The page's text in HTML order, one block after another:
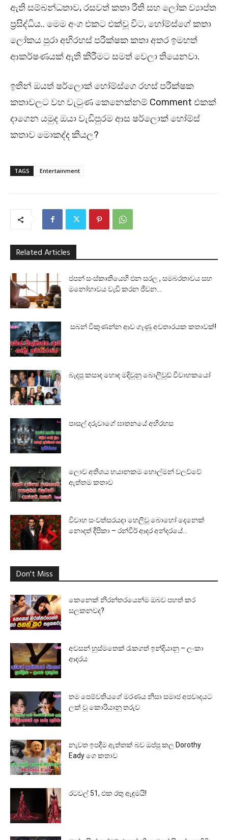
ඇති සම්බන්ධතාව, රසවත් කතා රීති සහ ලෝක ව්‍යාප්ත
ප්‍රසිද්ධිය.. මෙම අංග එකට එක්වූ විට, හෝම්ස්ගේ කතා
ලෝකය පුරා අභිරහස් පරීක්ෂක කතා අතර ඉමහත්
ආකර්ෂණයක් ඇති කිරීමට සමත් වෙලා තියෙනවා.
ඉතින් ඔයත් ෂර්ලොක් හෝම්ස්ගෙ රහස් පරීක්ෂක
කතාවලට වහ වැටුණ කෙනෙක්නම් Comment එකක්
දාගෙන යමුද ඔයා වැඩිපුරම ආස ෂර්ලොක් හෝම්ස්
කතාව මොකද්ද කියල?
TAGS Entertainment
Related Articles
ජපන් සංස්කෘතියෙහි එන සරල , සමබරතාවය සහ
මනෝභාවය වැඩි කරන ජීවන...
සබන් විකුණන්න ආව ගෑණූ අවතාරයක කතාවක්!
බැදපු කසාඳ හොඳ මදිවුනු බොලිවුඩ් විවාහකයෝ
පාසල් දරුවාගේ ඝාතනයේ අභිරහස
ලොව අතිශය භයානකම හොල්මන් වලව්වේ
ඇත්තම කතාව
විවාහ සංවත්සරයදා හෙලිවූ බොහෝ දෙනෙක්
නොදත් දීපිකා – රන්වීර් ආදර අන්දරයේ...
Don't Miss
කෙනෙක් නිරන්තරයෙන්ම ඔබව පහත් කර
සලකනවද?
අවසන් හුස්මතෙක් රැකගත් ඉන්දියානු – ලංකා
ආදරය
තම පෙම්වතියගේ මරණය නිසා සමාජ අපවාදයට
ලක් වූ කොරියානු තරුව
නැවත ඉපදීම ඇත්තක් බව ඔප්පු කල Dorothy
Eady ගෙ කතාව
රටවල් 51, එක රතු ඇඳුමයි!